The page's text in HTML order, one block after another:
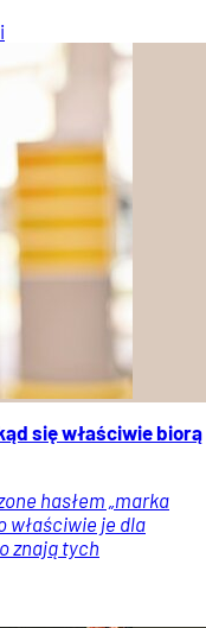
się właściwie biorą
hasłem „marka
właściwie je dla
znają tych